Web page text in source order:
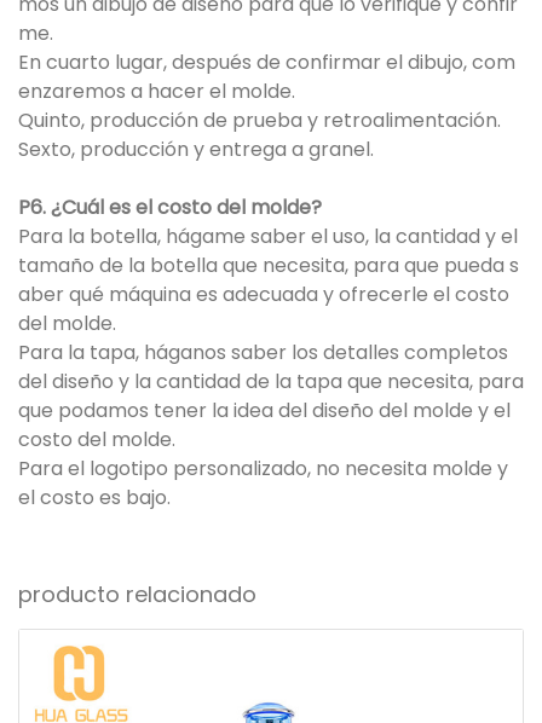
me.
En cuarto lugar, después de confirmar el dibujo, com
enzaremos a hacer el molde.
Quinto, producción de prueba y retroalimentación.
Sexto, producción y entrega a granel.
P6. ¿Cuál es el costo del molde?
Para la botella, hágame saber el uso, la cantidad y el
tamaño de la botella que necesita, para que pueda s
aber qué máquina es adecuada y ofrecerle el costo
del molde.
Para la tapa, háganos saber los detalles completos
del diseño y la cantidad de la tapa que necesita, para
que podamos tener la idea del diseño del molde y el
costo del molde.
Para el logotipo personalizado, no necesita molde y
el costo es bajo.
producto relacionado